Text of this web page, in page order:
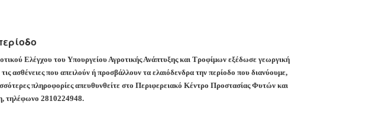
Ελέγχου του Υπουργείου Αγροτικής Ανάπτυξης και Τροφίμων εξέδωσε γεωργική
ασθένειες που απειλούν ή προσβάλλουν τα ελαιόδενδρα την περίοδο που διανύουμε,
πληροφορίες απευθυνθείτε στο Περιφερειακό Κέντρο Προστασίας Φυτών και
τηλέφωνο 2810224948.